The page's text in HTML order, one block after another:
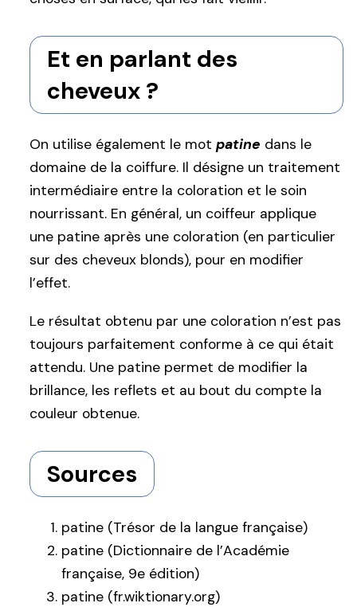
Et en parlant des
cheveux ?
On utilise également le mot patine dans le
domaine de la coiffure. Il désigne un traitement
intermédiaire entre la coloration et le soin
nourrissant. En général, un coiffeur applique
une patine après une coloration (en particulier
sur des cheveux blonds), pour en modifier
l’effet.
Le résultat obtenu par une coloration n’est pas
toujours parfaitement conforme à ce qui était
attendu. Une patine permet de modifier la
brillance, les reflets et au bout du compte la
couleur obtenue.
Sources
patine (Trésor de la langue française)
patine (Dictionnaire de l’Académie
française, 9e édition)
patine (fr.wiktionary.org)